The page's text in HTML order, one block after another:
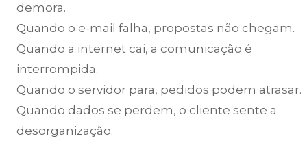
demora.
Quando o e-mail falha, propostas não chegam.
Quando a internet cai, a comunicação é
interrompida.
Quando o servidor para, pedidos podem atrasar.
Quando dados se perdem, o cliente sente a
desorganização.